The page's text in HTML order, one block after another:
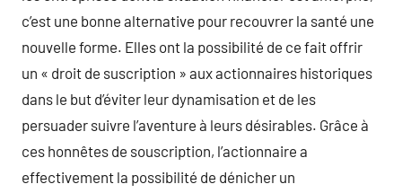
c’est une bonne alternative pour recouvrer la santé une
nouvelle forme. Elles ont la possibilité de ce fait offrir
un « droit de suscription » aux actionnaires historiques
dans le but d’éviter leur dynamisation et de les
persuader suivre l’aventure à leurs désirables. Grâce à
ces honnêtes de souscription, l’actionnaire a
effectivement la possibilité de dénicher un